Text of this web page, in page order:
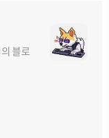
블로